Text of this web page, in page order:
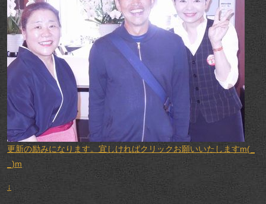
更新の励みになります。宜しければクリックお願いいたしますm(_
_)m
↓